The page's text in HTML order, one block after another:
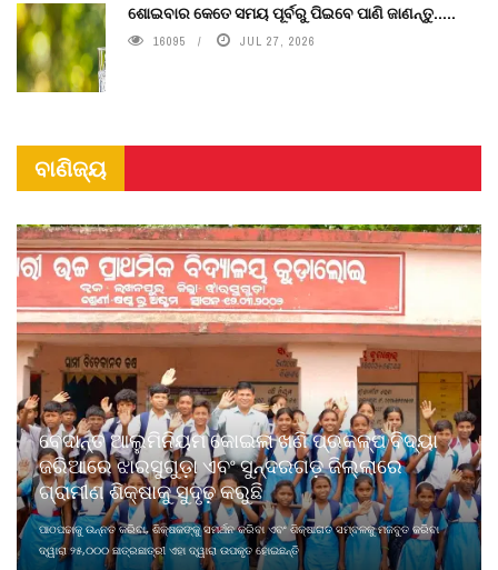
ଶୋଇବାର କେତେ ସମୟ ପୂର୍ବରୁ ପିଇବେ ପାଣି ଜାଣନ୍ତୁ.....
16095 JUL 27, 2026
ବାଣିଜ୍ୟ
ବେଦାନ୍ତ ଆଲୁମିନିୟମ କୋଇଲା ଖଣି ପ୍ରକଳ୍ପ ବିଦ୍ୟା
ଜରିଆରେ ଝାରସୁଗୁଡ଼ା ଏବଂ ସୁନ୍ଦରଗଡ଼ ଜିଲ୍ଲାରେ
ଗ୍ରାମୀଣ ଶିକ୍ଷାକୁ ସୁଦୃଢ଼ କରୁଛି
ପାଠପଢାକୁ ଉନ୍ନତ କରିବା, ଶିକ୍ଷକଙ୍କୁ ସମର୍ଥନ କରିବା ଏବଂ ଶିକ୍ଷାଗତ ସମ୍ବଳକୁ ମଜବୁତ କରିବା
ଦ୍ୱାରା ୨୫,୦୦୦ ଛାତ୍ରଛାତ୍ରୀ ଏହା ଦ୍ୱାରା ଉପକୃତ ହୋଇଛନ୍ତି